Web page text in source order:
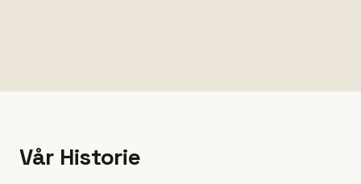
Vår Historie